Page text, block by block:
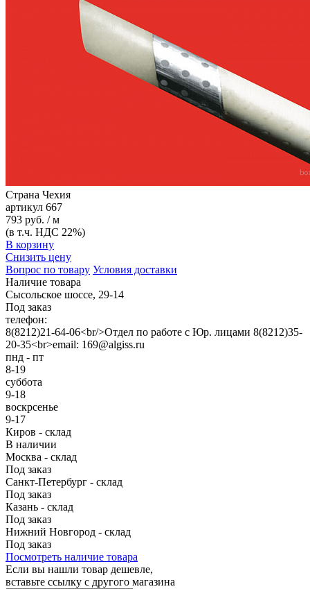
Страна Чехия
артикул 667
793 руб. / м
(в т.ч. НДС 22%)
В корзину
Снизить цену
Вопрос по товару Условия доставки
Наличие товара
Сысольское шоссе, 29-14
Под заказ
телефон:
8(8212)21-64-06<br/>Отдел по работе с Юр. лицами 8(8212)35-
20-35<br>email: 169@algiss.ru
пнд - пт
8-19
суббота
9-18
воскрсенье
9-17
Киров - склад
В наличии
Москва - склад
Под заказ
Санкт-Петербург - склад
Под заказ
Казань - склад
Под заказ
Нижний Новгород - склад
Под заказ
Посмотреть наличие товара
Если вы нашли товар дешевле,
вставьте ссылку с другого магазина